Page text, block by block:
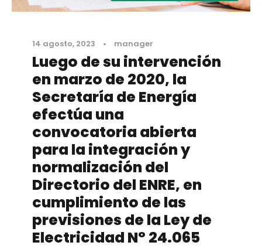
14 agosto, 2023 • manager
Luego de su intervención
en marzo de 2020, la
Secretaría de Energía
efectúa una
convocatoria abierta
para la integración y
normalización del
Directorio del ENRE, en
cumplimiento de las
previsiones de la Ley de
Electricidad N° 24.065